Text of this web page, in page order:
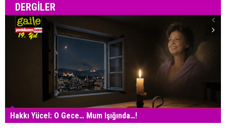
DERGILER
Hakkı Yücel: O Gece… Mum Işığında…!